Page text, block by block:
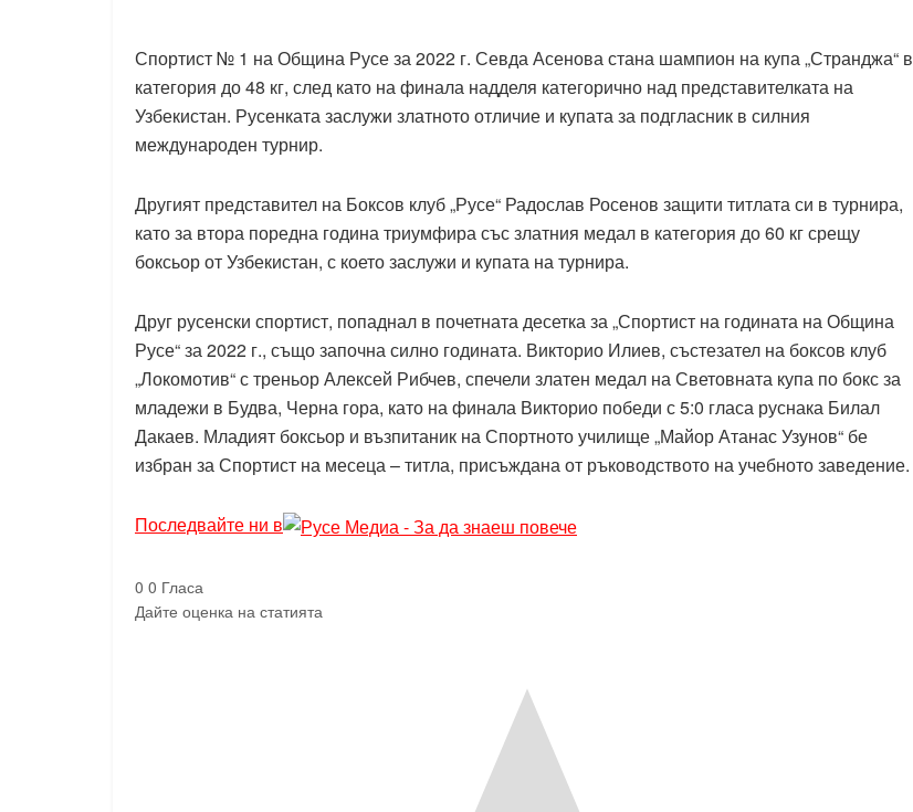
Спортист № 1 на Община Русе за 2022 г. Севда Асенова стана шампион на купа „Странджа“ в
категория до 48 кг, след като на финала надделя категорично над представителката на
Узбекистан. Русенката заслужи златното отличие и купата за подгласник в силния
международен турнир.
Другият представител на Боксов клуб „Русе“ Радослав Росенов защити титлата си в турнира,
като за втора поредна година триумфира със златния медал в категория до 60 кг срещу
боксьор от Узбекистан, с което заслужи и купата на турнира.
Друг русенски спортист, попаднал в почетната десетка за „Спортист на годината на Община
Русе“ за 2022 г., също започна силно годината. Викторио Илиев, състезател на боксов клуб
„Локомотив“ с треньор Алексей Рибчев, спечели златен медал на Световната купа по бокс за
младежи в Будва, Черна гора, като на финала Викторио победи с 5:0 гласа руснака Билал
Дакаев. Младият боксьор и възпитаник на Спортното училище „Майор Атанас Узунов“ бе
избран за Спортист на месеца – титла, присъждана от ръководството на учебното заведение.
Последвайте ни в
0 0 Гласа
Дайте оценка на статията